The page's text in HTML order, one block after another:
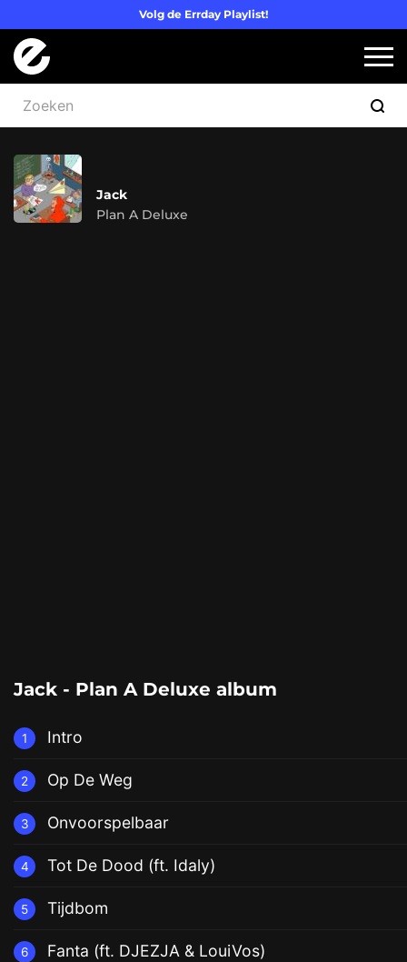
Volg de Errday Playlist!
Jack
Plan A Deluxe
Jack - Plan A Deluxe album
1 Intro
2 Op De Weg
3 Onvoorspelbaar
4 Tot De Dood (ft. Idaly)
5 Tijdbom
6 Fanta (ft. DJEZJA & LouiVos)